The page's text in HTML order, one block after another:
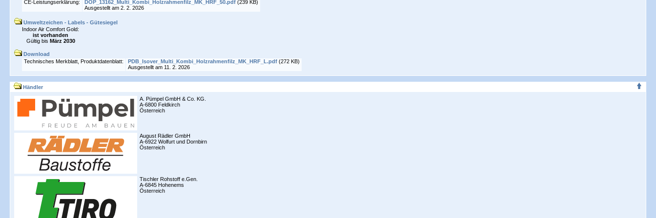
CE-Leistungserklärung:
DOP_13162_Multi_Kombi_Holzrahmenfilz_MK_HRF_50.pdf (239 KB)
Ausgestellt am 2. 2. 2026
Umweltzeichen - Labels - Gütesiegel
Indoor Air Comfort Gold:
ist vorhanden
Gültig bis März 2030
Download
Technisches Merkblatt, Produktdatenblatt:
PDB_Isover_Multi_Kombi_Holzrahmenfilz_MK_HRF_L.pdf (272 KB)
Ausgestellt am 11. 2. 2026
Händler
A. Pümpel GmbH & Co. KG.
A-6800 Feldkirch
Österreich
August Rädler GmbH
A-6922 Wolfurt und Dornbirn
Österreich
Tischler Rohstoff e.Gen.
A-6845 Hohenems
Österreich